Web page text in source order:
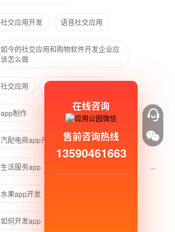
社交应用开发 语音社交应用
如今的社交应用和购物软件开发企业应
该怎么做
社交应用
app制作 app开发
汽配电商app开发 维修app开发
生活服务app
水果app开发
如何开发app
在线咨询
售前咨询热线
13590461663